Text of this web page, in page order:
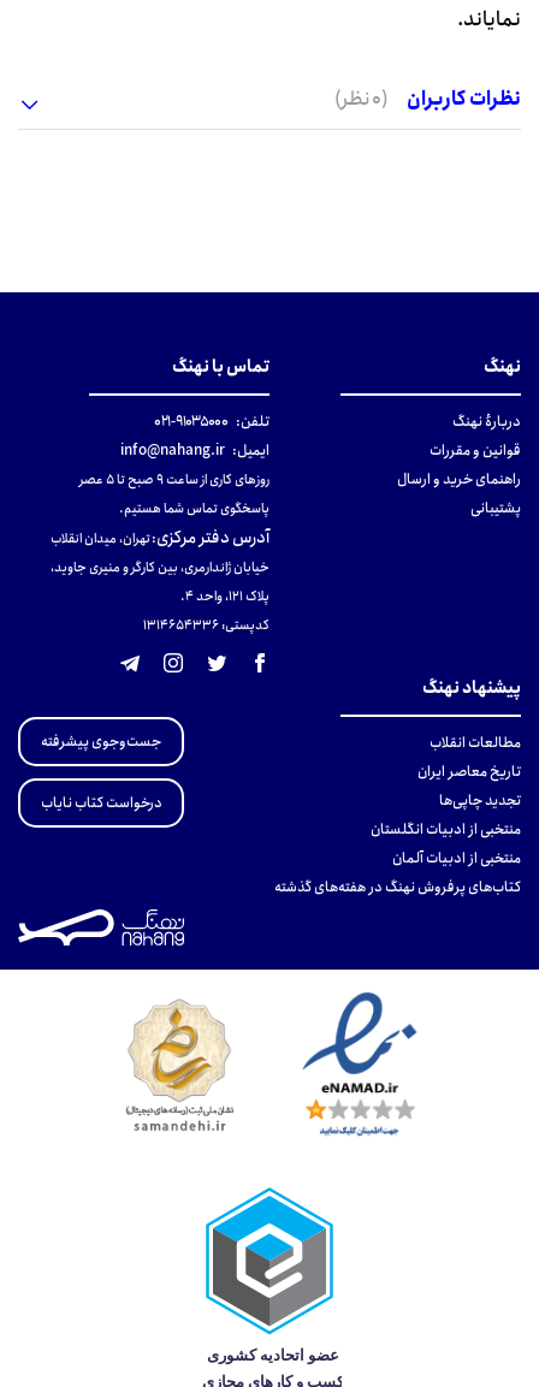
نمایاند.
نظرات کاربران (0 نظر)
نهنگ
دربارهٔ نهنگ
قوانین و مقررات
راهنمای خرید و ارسال
پشتیبانی
تماس با نهنگ
تلفن: ۹۱۰۳۵۰۰۰-۰۲۱
ایمیل: info@nahang.ir
روزهای کاری از ساعت ۹ صبح تا ۵ عصر
پاسخگوی تماس شما هستیم.
آدرس دفتر مرکزی:تهران، میدان انقلاب
خیابان ژاندارمری، بین کارگر و منیری جاوید،
پلاک 121، واحد ۴.
کدپستی: 131465433۶
پیشنهاد نهنگ
مطالعات انقلاب
تاریخ معاصر ایران
تجدید چاپی‌ها
منتخبی از ادبیات انگلستان
منتخبی از ادبیات آلمان
کتاب‌های پرفروش نهنگ در هفته‌های گذشته
جست‌وجوی پیشرفته
درخواست کتاب نایاب